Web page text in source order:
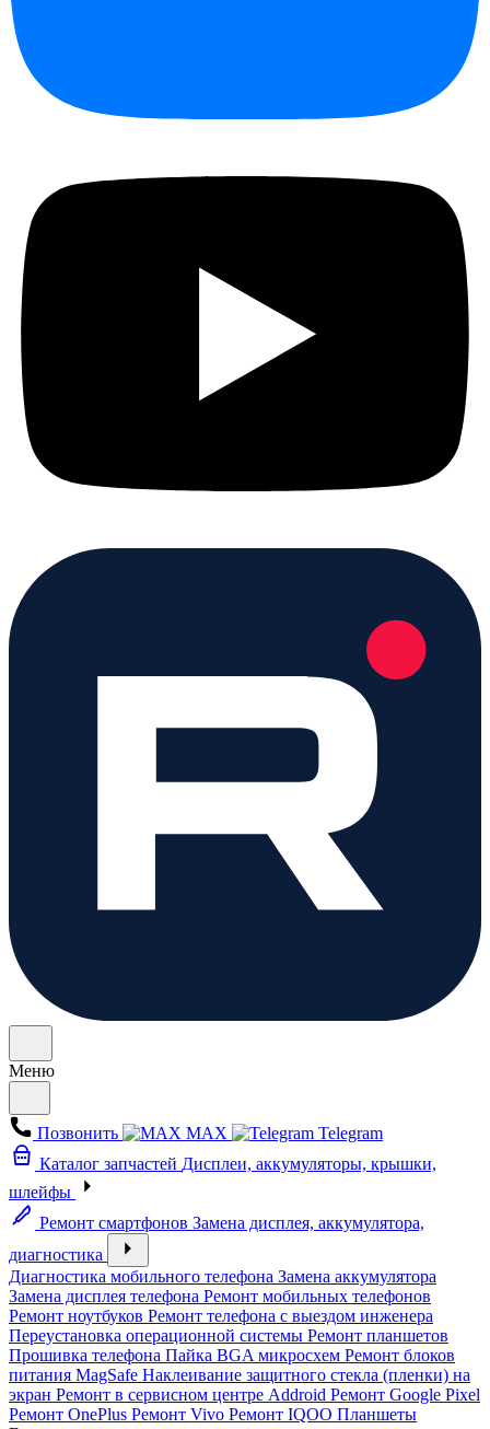
Меню
Позвонить MAX
Telegram
Каталог запчастей Дисплеи, аккумуляторы, крышки,
шлейфы
Ремонт смартфонов Замена дисплея, аккумулятора,
диагностика
Диагностика мобильного телефона Замена аккумулятора
Замена дисплея телефона Ремонт мобильных телефонов
Ремонт ноутбуков Ремонт телефона с выездом инженера
Переустановка операционной системы Ремонт планшетов
Прошивка телефона Пайка BGA микросхем Ремонт блоков
питания MagSafe Наклеивание защитного стекла (пленки) на
экран Ремонт в сервисном центре Addroid Ремонт Google Pixel
Ремонт OnePlus Ремонт Vivo Ремонт IQOO Планшеты